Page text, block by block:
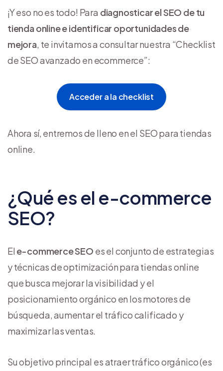
¡Y eso no es todo! Para diagnosticar el SEO de tu
tienda online e identificar oportunidades de
mejora, te invitamos a consultar nuestra “Checklist
de SEO avanzado en ecommerce”:
Acceder a la checklist
Ahora sí, entremos de lleno en el SEO para tiendas
online.
¿Qué es el e-commerce
SEO?
El e-commerce SEO es el conjunto de estrategias
y técnicas de optimización para tiendas online
que busca mejorar la visibilidad y el
posicionamiento orgánico en los motores de
búsqueda, aumentar el tráfico calificado y
maximizar las ventas.
Su objetivo principal es atraer tráfico orgánico (es